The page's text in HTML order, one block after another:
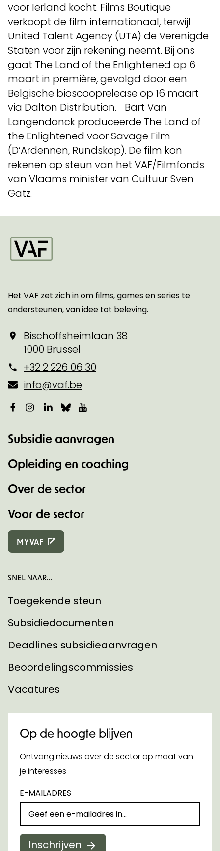
voor Ierland kocht. Films Boutique
verkoopt de film internationaal, terwijl
United Talent Agency (UTA) de Verenigde
Staten voor zijn rekening neemt. Bij ons
gaat The Land of the Enlightened op 6
maart in première, gevolgd door een
Belgische bioscooprelease op 16 maart
via Dalton Distribution. Bart Van
Langendonck produceerde The Land of
the Enlightened voor Savage Film
(D’Ardennen, Rundskop). De film kon
rekenen op steun van het VAF/Filmfonds
van Vlaams minister van Cultuur Sven
Gatz.
Het VAF zet zich in om films, games en series te
ondersteunen, van idee tot beleving.
Bischoffsheimlaan 38
1000 Brussel
+32 2 226 06 30
info@vaf.be
Facebook
Instagram
LinkedIn
Bluesky
Subsidie aanvragen
Opleiding en coaching
Over de sector
Voor de sector
MYVAF
SNEL NAAR...
Toegekende steun
Subsidiedocumenten
Deadlines subsidieaanvragen
Beoordelingscommissies
Vacatures
Op de hoogte blijven
Ontvang nieuws over de sector op maat van
je interesses
E-MAILADRES
Inschrijven